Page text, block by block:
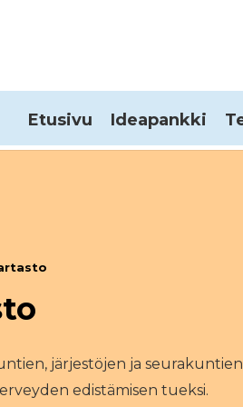
Etusivu Ideapankki
järjestöjen ja
edistämisen tueksi.